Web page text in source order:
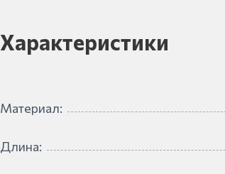
Характеристики
Материал:
Длина: